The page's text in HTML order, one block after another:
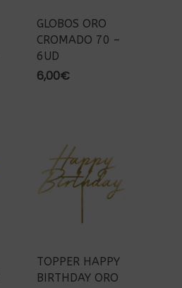
GLOBOS ORO
CROMADO 70 –
6UD
6,00€
TOPPER HAPPY
BIRTHDAY ORO